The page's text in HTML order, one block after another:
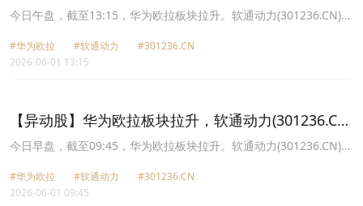
涨20.01%
今日午盘，截至13:15，华为欧拉板块拉升。软通动力(301236.CN)涨
迈科技(300598.CN)涨12.18%报35.56元，普元信息(688118.CN)涨
9.12%报25.0元，麒麟信安(688152.CN)涨8.55%报34.04元，中国软
#华为欧拉 #软通动力
#301236.CN
2026-06-01 13:15
【异动股】华为欧拉板块拉升，软通动力(301236.CN)
涨20.01%
今日早盘，截至09:45，华为欧拉板块拉升。软通动力(301236.CN)涨
科技(300598.CN)涨7.32%报34.02元，中国软件(600536.CN)涨
6.58%报38.54元，艾融软件(920799.CN)涨5.07%报31.09元，麒麟
#华为欧拉 #软通动力
#301236.CN
2026-06-01 09:45